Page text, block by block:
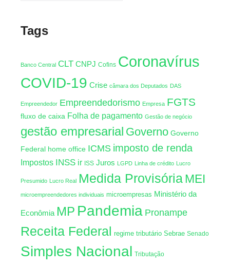
Tags
Banco Central CLT CNPJ Cofins Coronavírus
COVID-19 Crise câmara dos Deputados DAS
Empreendedor Empreendedorismo Empresa FGTS
fluxo de caixa Folha de pagamento Gestão de negócio
gestão empresarial Governo Governo
Federal home office ICMS imposto de renda
Impostos INSS ir ISS Juros LGPD Linha de crédito Lucro
Presumido Lucro Real Medida ProvisóriaMEI
microempreendedores individuais microempresas Ministério da
Econômia MP Pandemia Pronampe
Receita Federal regime tributário Sebrae Senado
Simples Nacional Tributação